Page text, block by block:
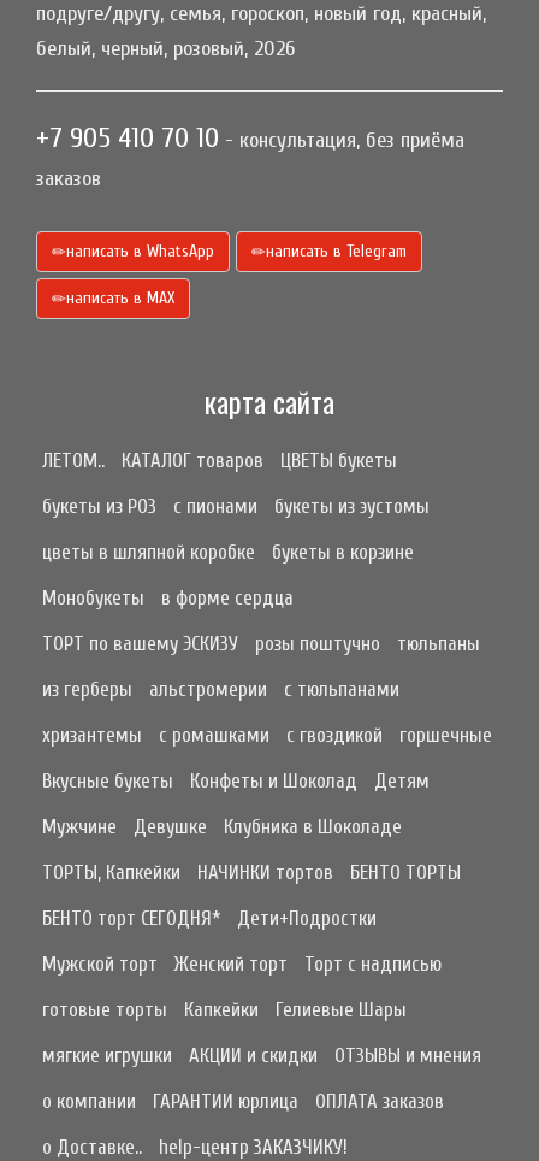
подруге/другу, семья, гороскоп, новый год, красный,
белый, черный, розовый, 2026
+7 905 410 70 10 - консультация, без приёма
заказов
написать в WhatsApp написать в Telegram
написать в МАХ
карта сайта
ЛЕТОМ.. КАТАЛОГ товаров
ЦВЕТЫ букеты
букеты из РОЗ
с пионами
букеты из эустомы
цветы в шляпной коробке
букеты в корзине
Монобукеты
в форме сердца
ТОРТ по вашему ЭСКИЗУ
розы поштучно
тюльпаны
из герберы
альстромерии
с тюльпанами
хризантемы
с ромашками с гвоздикой
горшечные
Вкусные букеты
Конфеты и Шоколад
Детям
Мужчине
Девушке
Клубника в Шоколаде
ТОРТЫ, Капкейки
НАЧИНКИ тортов
БЕНТО ТОРТЫ
БЕНТО торт СЕГОДНЯ*
Дети+Подростки
Мужской торт
Женский торт
Торт с надписью
готовые торты
Капкейки
Гелиевые Шары
мягкие игрушки
АКЦИИ и скидки
ОТЗЫВЫ и мнения
о компании
ГАРАНТИИ юрлица
ОПЛАТА заказов
о Доставке..
help-центр ЗАКАЗЧИКУ!